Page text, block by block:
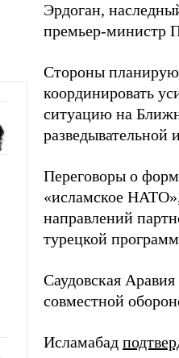
Эрдоган,
премьер-министр
Стороны
координировать
ситуацию на
разведывательной
Переговоры о
«исламское
направлений
турецкой
Саудовская
совместной
Исламабад